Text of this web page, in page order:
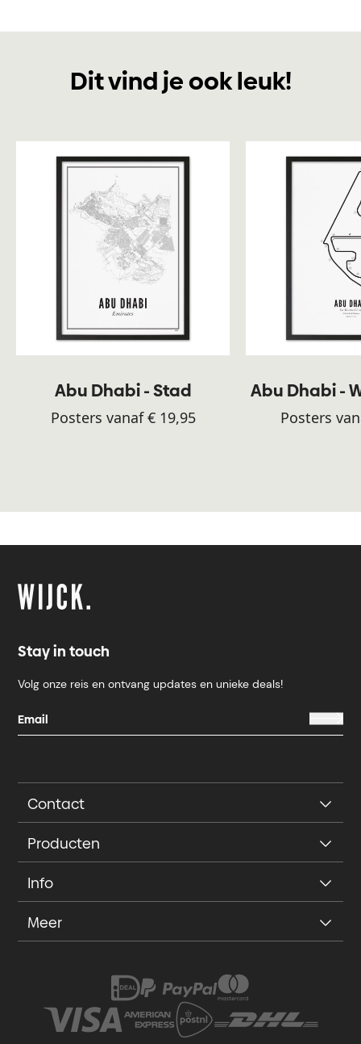
Dit vind je ook leuk!
Abu Dhabi - Stad
Posters vanaf € 19,95
Abu Dhabi -
Posters
Stay in touch
Volg onze reis en ontvang updates en unieke deals!
Contact
Producten
Info
Meer